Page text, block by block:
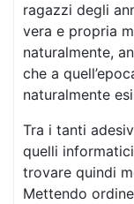
ragazzi degli
vera e propria
naturalmente,
che a
naturalmente
Tra i tanti
quelli
trovare quindi
Mettendo